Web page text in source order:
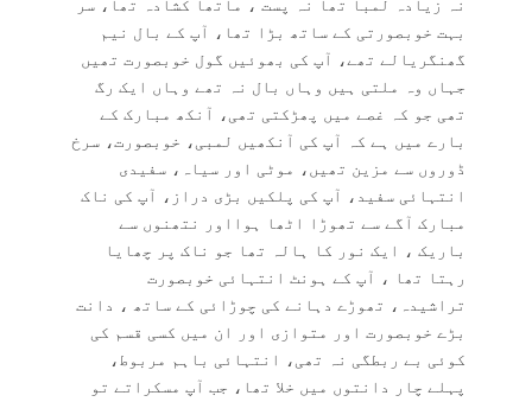
نہ زیادہ لمبا تھا نہ پست ، ماتھا کشادہ تھا، سر
بہت خوبصورتی کے ساتھ بڑا تھا، آپ کے بال نیم
گھنگریالے تھے، آپ کی بھوئیں گول خوبصورت تھیں
جہاں وہ ملتی ہیں وہاں بال نہ تھے وہاں ایک رگ
تھی جو کہ غصے میں پھڑکتی تھی، آنکھ مبارک کے
بارے میں ہے کہ آپ کی آنکھیں لمبی، خوبصورت، سرخ
ڈوروں سے مزین تھیں، موٹی اور سیاہ، سفیدی
انتہائی سفید، آپ کی پلکیں بڑی دراز، آپ کی ناک
مبارک آگے سے تھوڑا اٹھا ہوااور نتھنوں سے
باریک ، ایک نور کا ہالہ تھا جو ناک پر چھایا
رہتا تھا ، آپ کے ہونٹ انتہائی خوبصورت
تراشیدہ، تھوڑے دہانے کی چوڑائی کے ساتھ ، دانت
بڑے خوبصورت اور متوازی اور ان میں کسی قسم کی
کوئی بے ربطگی نہ تھی، انتہائی باہم مربوط،
پہلے چار دانتوں میں خلا تھا، جب آپ مسکراتے تو